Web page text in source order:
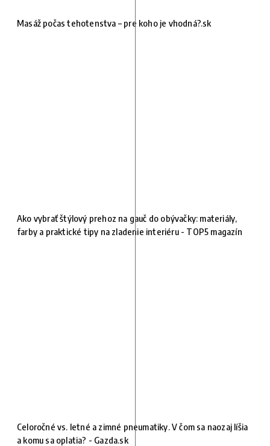
Masáž počas tehotenstva – pre koho je vhodná?.sk
Ako vybrať štýlový prehoz na gauč do obývačky: materiály,
farby a praktické tipy na zladenie interiéru - TOP5 magazín
Celoročné vs. letné a zimné pneumatiky. V čom sa naozaj líšia
a komu sa oplatia? - Gazda.sk